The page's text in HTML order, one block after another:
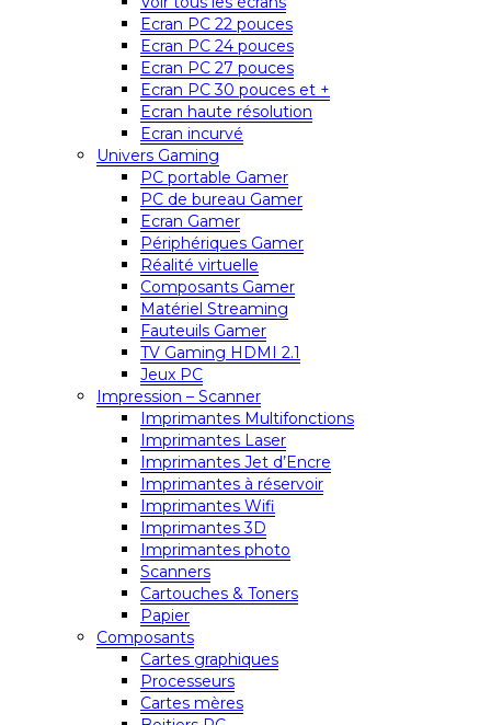
Ecran PC 22 pouces
Ecran PC 24 pouces
Ecran PC 27 pouces
Ecran PC 30 pouces et +
Ecran haute résolution
Ecran incurvé
Univers Gaming
PC portable Gamer
PC de bureau Gamer
Ecran Gamer
Périphériques Gamer
Réalité virtuelle
Composants Gamer
Matériel Streaming
Fauteuils Gamer
TV Gaming HDMI 2.1
Jeux PC
Impression – Scanner
Imprimantes Multifonctions
Imprimantes Laser
Imprimantes Jet d’Encre
Imprimantes à réservoir
Imprimantes Wifi
Imprimantes 3D
Imprimantes photo
Scanners
Cartouches & Toners
Papier
Composants
Cartes graphiques
Processeurs
Cartes mères